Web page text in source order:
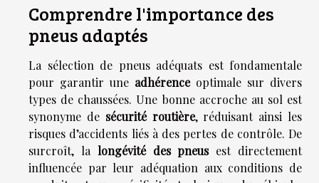
Comprendre l'importance des
pneus adaptés
La sélection de pneus adéquats est fondamentale
pour garantir une adhérenceoptimale sur divers
types de chaussées. Une bonne accroche au sol est
synonyme de sécurité routière, réduisant ainsi les
risques d’accidents liés à des pertes de contrôle. De
surcroît, la longévité des pneusest directement
influencée par leur adéquation aux conditions de